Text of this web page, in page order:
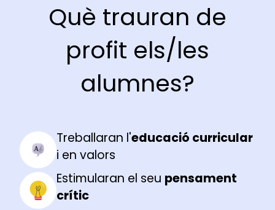
Què trauran de
profit els/les
alumnes?
Treballaran l'educació curricular
i en valors
Estimularan el seu pensament
crític